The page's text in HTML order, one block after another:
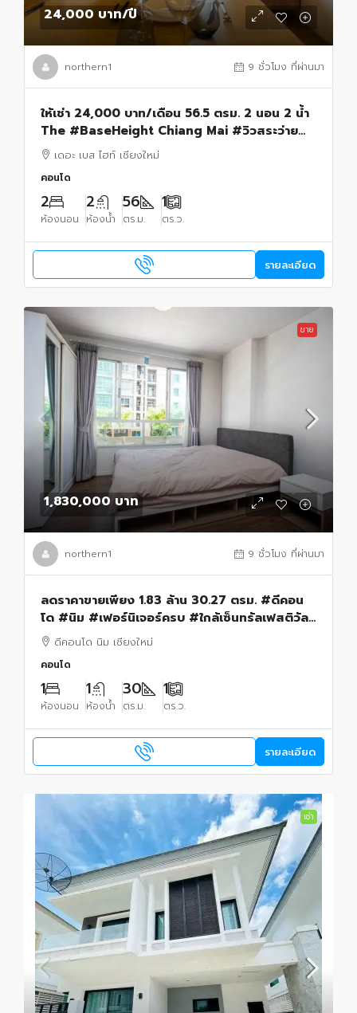
24,000 บาท/ปี
northern1 9 ชั่วโมง ที่ผ่านมา
ให้เช่า 24,000 บาท/เดือน 56.5 ตรม. 2 นอน 2 น้ำ
The #BaseHeight Chiang Mai #วิวสระว่ายน้ำ
#เฟอร์นิเจอร์และเครื่องใช้ไฟฟ้าครบ พร้อมเข้าอยู่
เดอะ เบส ไฮท์ เชียงใหม่
คอนโด
2
ห้องนอน
2
ห้องน้ำ
56
ตร.ม.
1
ตร.ว.
รายละเอียด
ขาย
1,830,000 บาท
northern1 9 ชั่วโมง ที่ผ่านมา
ลดราคาขายเพียง 1.83 ล้าน 30.27 ตรม. #ดีคอน
โด #นิม #เฟอร์นิเจอร์ครบ #ใกล้เซ็นทรัลเฟสติวัล
#พร้อมเข้าอยู่ทันที
ดีคอนโด นิม เชียงใหม่
คอนโด
1
ห้องนอน
1
ห้องน้ำ
30
ตร.ม.
1
ตร.ว.
รายละเอียด
เช่า